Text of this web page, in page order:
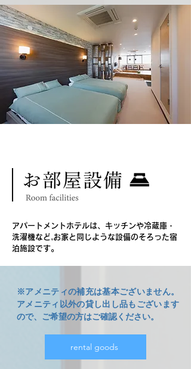
​アパートメントホテルは、キッチンや冷蔵庫・
洗濯機など,お家と同じような設備のそろった宿
泊施設です。
※アメニティの補充は基本ございません。
アメニティ以外の貸し出し品もございます
ので、ご希望の方はご確認ください。
rental goods